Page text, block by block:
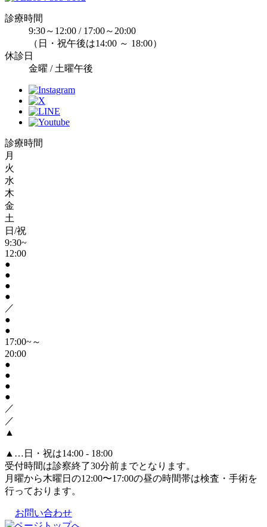
診療時間
9:30～12:00 / 17:00～20:00
（日・祝午後は14:00 ～ 18:00）
休診日
金曜 / 土曜午後
診療時間
月
火
水
木
金
土
日/祝
9:30~
12:00
●
●
●
●
／
●
●
17:00~～
20:00
●
●
●
●
／
／
▲
▲ …日・祝は14:00 - 18:00
受付時間は診察終了30分前までとなります。
月曜から木曜日の12:00〜17:00の昼の時間帯は検査・手術を
行っております。
お問い合わせ